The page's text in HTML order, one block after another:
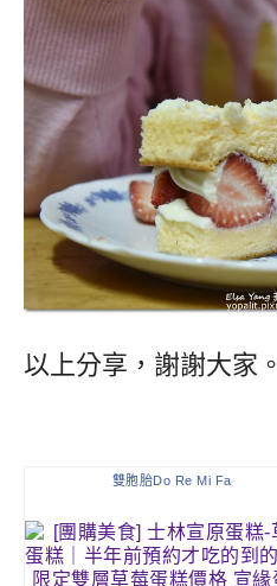
以上分享，謝謝大家。
雙胞胎Do Re Mi Fa